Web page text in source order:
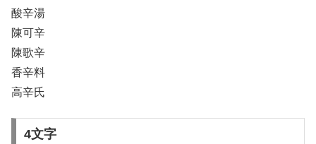
酸辛湯
陳可辛
陳歌辛
香辛料
高辛氏
4文字